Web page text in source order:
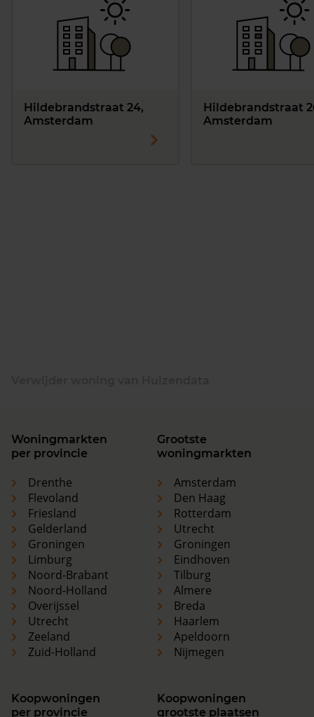
Hildebrandstraat 24,
Amsterdam
Hildebrandstraat
Amsterdam
Woningmarkten
per provincie
Drenthe
Flevoland
Friesland
Gelderland
Groningen
Limburg
Noord-Brabant
Noord-Holland
Overijssel
Utrecht
Zeeland
Zuid-Holland
Grootste
woningmarkten
Amsterdam
Den Haag
Rotterdam
Utrecht
Groningen
Eindhoven
Tilburg
Almere
Breda
Haarlem
Apeldoorn
Nijmegen
Koopwoningen
per provincie
Koopwoningen
grootste plaatsen